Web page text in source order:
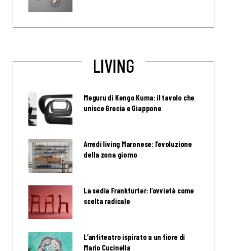
LIVING
Meguru di Kengo Kuma: il tavolo che
unisce Grecia e Giappone
Arredi living Maronese: l’evoluzione
della zona giorno
La sedia Frankfurter: l’ovvietà come
scelta radicale
L’anfiteatro ispirato a un fiore di
Mario Cucinella